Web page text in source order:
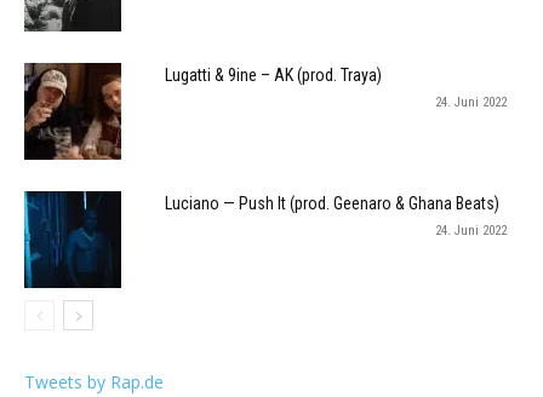
Lugatti & 9ine – AK (prod. Traya)
24. Juni 2022
Luciano — Push It (prod. Geenaro & Ghana Beats)
24. Juni 2022
Tweets by Rap.de